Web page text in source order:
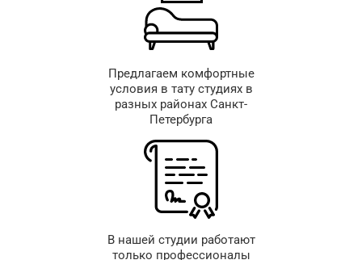
Предлагаем комфортные
условия в тату студиях в
разных районах Санкт-
Петербурга
В нашей студии работают
только профессионалы